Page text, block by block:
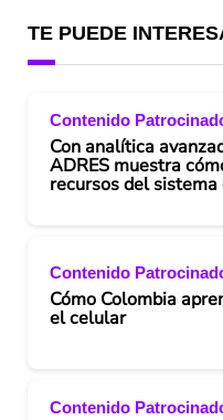
TE PUEDE
Contenido
Con analítica
ADRES muestra
recursos del sistema
Contenido
Cómo Colombia
el celular
Contenido